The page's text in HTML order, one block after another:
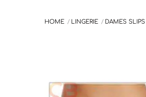
HOME LINGERIE DAMES SLIPS